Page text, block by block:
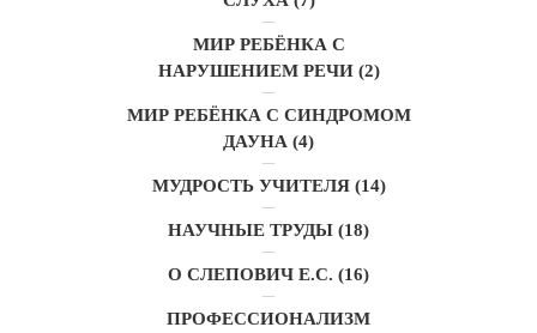
МИР РЕБЁНКА С
НАРУШЕНИЕМ РЕЧИ(2)
МИР РЕБЁНКА С СИНДРОМОМ
ДАУНА (4)
МУДРОСТЬ УЧИТЕЛЯ(14)
НАУЧНЫЕ ТРУДЫ (18)
О СЛЕПОВИЧ Е.С. (16)
ПРОФЕССИОНАЛИЗМ